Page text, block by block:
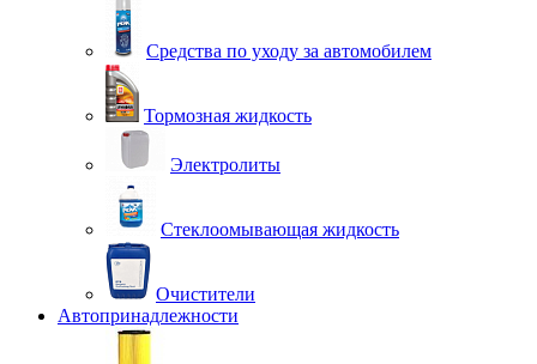
Средства по уходу за автомобилем
Тормозная жидкость
Электролиты
Стеклоомывающая жидкость
Очистители
Автопринадлежности